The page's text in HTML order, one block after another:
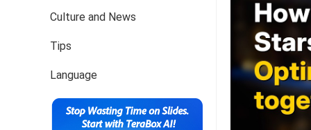
Culture and News
Tips
Language
b
o
o
k
er